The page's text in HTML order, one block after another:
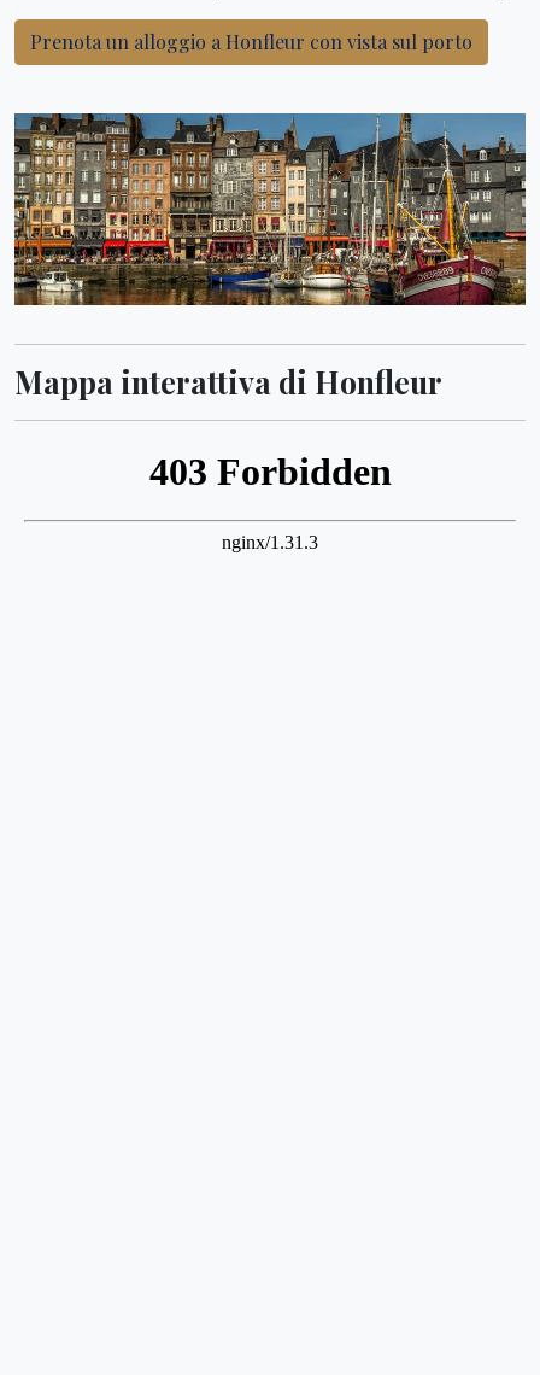
Prenota un alloggio a Honfleur con vista sul porto
Mappa interattiva di Honfleur